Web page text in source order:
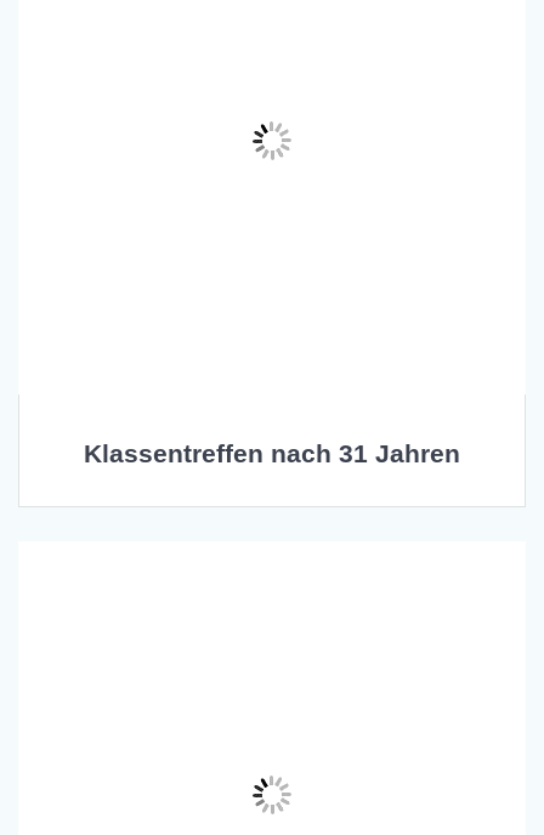
Klassentreffen nach 31 Jahren